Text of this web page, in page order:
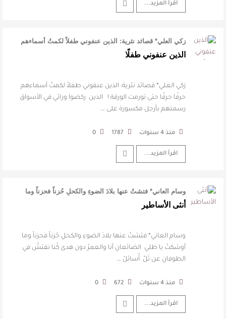
اقرأ المزيد...
زكي العلي* قصائد نثرية: الذين عنفوني طفلاً ‏لكمتُ أسماءهم
حرفًا حرفًا ‏حتى تورمت …
الذين عنفوني طفلًا
زكي العلي* قصائد نثرية: الذين عنفوني طفلاً ‏لكمتُ أسماءهم
حرفًا حرفًا ‏حتى تورمت الورقة ! ‏الذين ركضوا ورائي ‏في الأسواق
‏رسمتهم بأرجل مكسورة ‏على …
منذ 4 سنوات 1787
0
اقرأ المزيد...
وسام العاني* ‏فتشتُ عنها بلادَ الضوءِ والكحلِ ‏حُزناً فحزناً وما
أوشكتُ يا ظلي ‏ …
أنثى الأساطير
وسام العاني* ‏فتشتُ عنها بلادَ الضوءِ والكحلِ ‏حُزناً فحزناً وما
أوشكتُ يا ظلي ‏ ‏الضائعانِ أنا والعمرُ دون هدى ‏كُنا نفتشُ في
الطوفانِ عن تَلِّ ‏ ‏أُسائلُ …
منذ 4 سنوات 672
0
اقرأ المزيد...